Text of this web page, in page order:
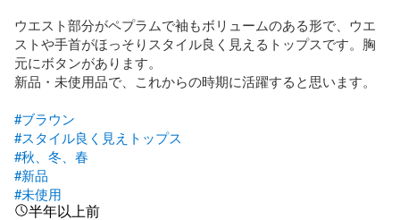
ウエスト部分がペプラムで袖もボリュームのある形で、ウエ
ストや手首がほっそりスタイル良く見えるトップスです。胸
元にボタンがあります。
新品・未使用品で、これからの時期に活躍すると思います。
#ブラウン
#スタイル良く見えトップス
#秋、冬、春
#新品
#未使用
半年以上前